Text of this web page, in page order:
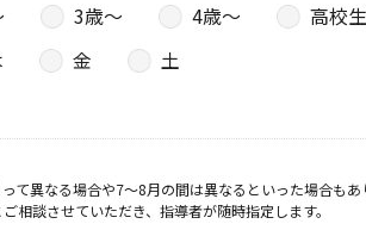
3歳〜 4歳〜
高校生
金
土
異なる場合や7～8月の間は異なるといった場合もあ
談させていただき、指導者が随時指定します。